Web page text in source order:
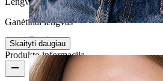
Bamba
Ganėtinai lengvas
Skaityti daugiau
Produkto informacija